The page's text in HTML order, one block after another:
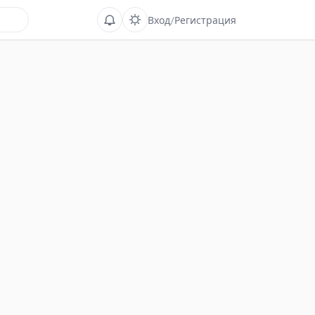
Вход/Регистрация